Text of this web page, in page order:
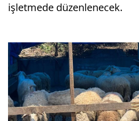
işletmede düzenlenecek.